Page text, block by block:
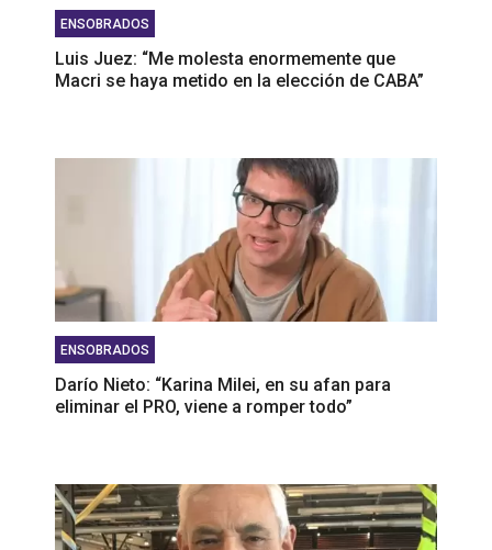
ENSOBRADOS
Luis Juez: “Me molesta enormemente que
Macri se haya metido en la elección de CABA”
ENSOBRADOS
Darío Nieto: “Karina Milei, en su afan para
eliminar el PRO, viene a romper todo”